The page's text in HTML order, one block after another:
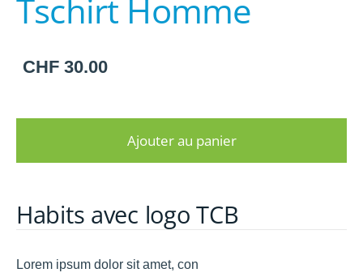
Habits avec logo TCB
Lorem ipsum dolor sit amet, con
Tschirt Homme
CHF 30.00
Ajouter au panier